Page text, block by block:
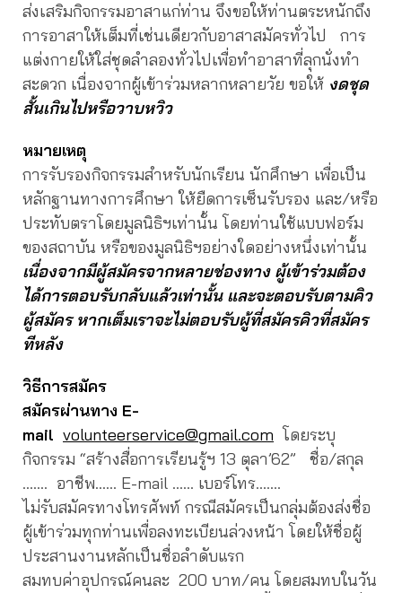
ส่งเสริมกิจกรรมอาสาแก่ท่าน จึงขอให้ท่านตระหนักถึง
การอาสาให้เต็มที่เช่นเดียวกับอาสาสมัครทั่วไป การ
แต่งกายให้ใส่ชุดลำลองทั่วไปเพื่อทำอาสาที่ลุกนั่งทำ
สะดวก เนื่องจากผู้เข้าร่วมหลากหลายวัย ขอให้ งดชุด
สั้นเกินไปหรือวาบหวิว
หมายเหตุ
การรับรองกิจกรรมสำหรับนักเรียน นักศึกษา เพื่อเป็น
หลักฐานทางการศึกษา ให้ยืดการเซ็นรับรอง และ/หรือ
ประทับตราโดยมูลนิธิฯเท่านั้น โดยท่านใช้แบบฟอร์ม
ของสถาบัน หรือของมูลนิธิฯอย่างใดอย่างหนึ่งเท่านั้น
เนื่องจากมีผู้สมัครจากหลายช่องทาง ผู้เข้าร่วมต้อง
ได้การตอบรับกลับแล้วเท่านั้น และจะตอบรับตามคิว
ผู้สมัคร หากเต็มเราจะไม่ตอบรับผู้ที่สมัครคิวที่สมัคร
ทีหลัง
วิธีการสมัคร
สมัครผ่านทาง E-
mail volunteerservice@gmail.com โดยระบุ
กิจกรรม “สร้างสื่อการเรียนรู้ฯ 13 ตุลา’62” ชื่อ/สกุล
……. อาชีพ…… E-mail …… เบอร์โทร…….
ไม่รับสมัครทางโทรศัพท์ กรณีสมัครเป็นกลุ่มต้องส่งชื่อ
ผู้เข้าร่วมทุกท่านเพื่อลงทะเบียนล่วงหน้า โดยให้ชื่อผู้
ประสานงานหลักเป็นชื่อลำดับแรก
สมทบค่าอุปกรณ์คนละ 200 บาท/คน โดยสมทบในวัน